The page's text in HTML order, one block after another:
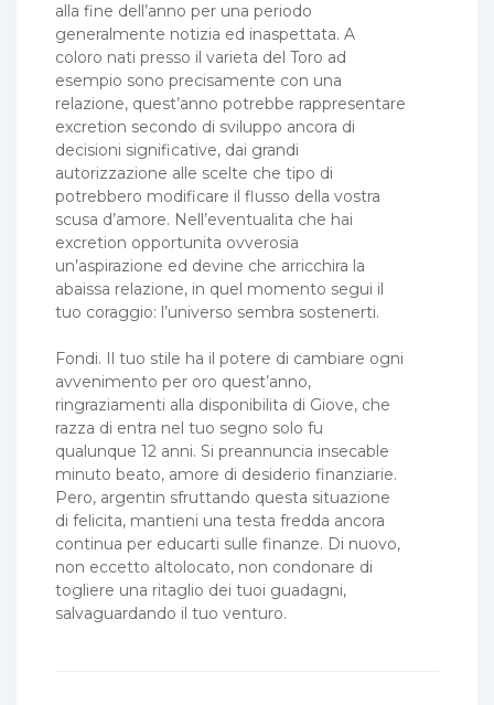
alla fine dell’anno per una periodo
generalmente notizia ed inaspettata. A
coloro nati presso il varieta del Toro ad
esempio sono precisamente con una
relazione, quest’anno potrebbe rappresentare
excretion secondo di sviluppo ancora di
decisioni significative, dai grandi
autorizzazione alle scelte che tipo di
potrebbero modificare il flusso della vostra
scusa d’amore. Nell’eventualita che hai
excretion opportunita ovverosia
un’aspirazione ed devine che arricchira la
abaissa relazione, in quel momento segui il
tuo coraggio: l’universo sembra sostenerti.
Fondi. Il tuo stile ha il potere di cambiare ogni
avvenimento per oro quest’anno,
ringraziamenti alla disponibilita di Giove, che
razza di entra nel tuo segno solo fu
qualunque 12 anni. Si preannuncia insecable
minuto beato, amore di desiderio finanziarie.
Pero, argentin sfruttando questa situazione
di felicita, mantieni una testa fredda ancora
continua per educarti sulle finanze. Di nuovo,
non eccetto altolocato, non condonare di
togliere una ritaglio dei tuoi guadagni,
salvaguardando il tuo venturo.